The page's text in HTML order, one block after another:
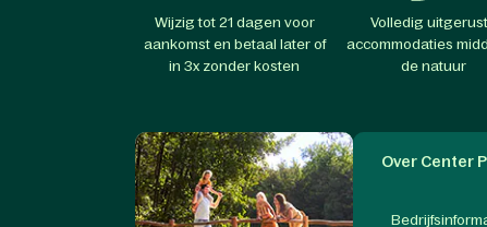
Wijzig tot 21 dagen voor
aankomst en betaal later of
in 3x zonder kosten
Volledig
accommodaties
de natuur
Over Center